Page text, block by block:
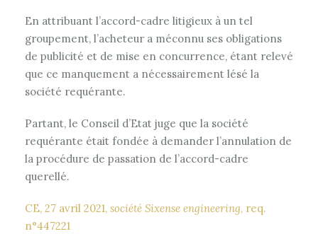
En attribuant l’accord-cadre litigieux à un tel
groupement, l’acheteur a méconnu ses obligations
de publicité et de mise en concurrence, étant relevé
que ce manquement a nécessairement lésé la
société requérante.
Partant, le Conseil d’Etat juge que la société
requérante était fondée à demander l’annulation de
la procédure de passation de l’accord-cadre
querellé.
CE, 27 avril 2021, société Sixense engineering, req.
n°447221